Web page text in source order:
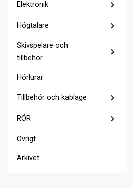
Elektronik
Högtalare
Skivspelare och
tillbehör
Hörlurar
Tillbehör och kablage
RÖR
Övrigt
Arkivet